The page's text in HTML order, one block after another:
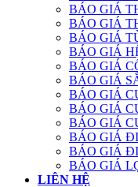
BÁO GIÁ
BÁO GIÁ
BÁO GIÁ
BÁO GIÁ
BÁO GIÁ
BÁO GIÁ
BÁO GIÁ
BÁO GIÁ
BÁO GIÁ
BÁO GIÁ
BÁO GIÁ
BÁO GIÁ
LIÊN HỆ